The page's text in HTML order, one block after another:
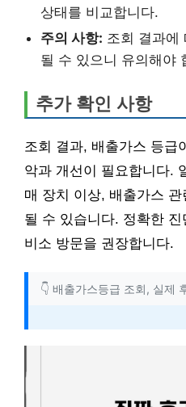
상태를 비교합니다.
주의 사항: 조회 결과에
될 수 있으니 유의해야
추가 확인 사항
조회 결과, 배출가스 등급
악과 개선이 필요합니다.
매 장치 이상, 배출가스
될 수 있습니다. 정확한
비소 방문을 권장합니다.
👇 배출가스등급 조회, 실제